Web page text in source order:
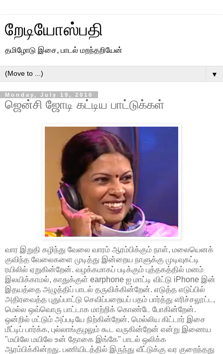
றேடியோஸ்பதி
தமிழோடு இசை, பாடல் மறந்தறியேன்
▼
Monday, July 19, 2010
ஜென்சி ஜோடி கட்டிய பாட்டுக்கள்
வார இறுதி கழிந்து வேலை வாரம் ஆரம்பிக்கும் நாள், மலையெனக்
குவிந்த வேலைகளை முடித்து இன்றைய நாளுக்கு முடிவுகட்டி
ரயிலில் ஏறுகின்றேன். வழக்கமாகப் படிக்கும் புத்தகத்தில் மனம்
இலயிக்காமல், காதுக்குள் earphone ஐ மாட்டி விட்டு iPhone இன்
இதயத்தை அழுத்திப் பாடல் தருவிக்கின்றேன். எடுத்த எடுப்பில்
அதிரவைத்த புதுப்பாட்டு செவிப்பறையப் பதம் பார்த்து எரிச்சலூட்ட,
மெல்ல ஒவ்வொரு பாட்டாக மாற்றிக் கொண்டே போகின்றேன்.
ஒன்றில் மட்டும் அப்படியே நிற்கின்றேன். மெல்லிய கிட்டார் இசை
மீட்டிப் பார்க்க, புல்லாங்குழலும் கூட வருகின்றேன் என்று இணைய
"மயிலே மயிலே உன் தோகை இங்கே" பாடல் ஒலிக்க
ஆரம்பிக்கின்றது. பணியிடத்தில் இருந்து வீட்டுக்கு வர குறைந்தது